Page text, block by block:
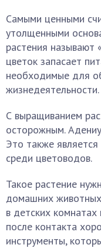
Самыми ценными
утолщенными
растения называют
цветок запасает
необходимые для
жизнедеятельности.
С выращиванием
осторожным.
Это также
среди цветоводов.
Такое растение
домашних
в детских
после контакта
инструменты,